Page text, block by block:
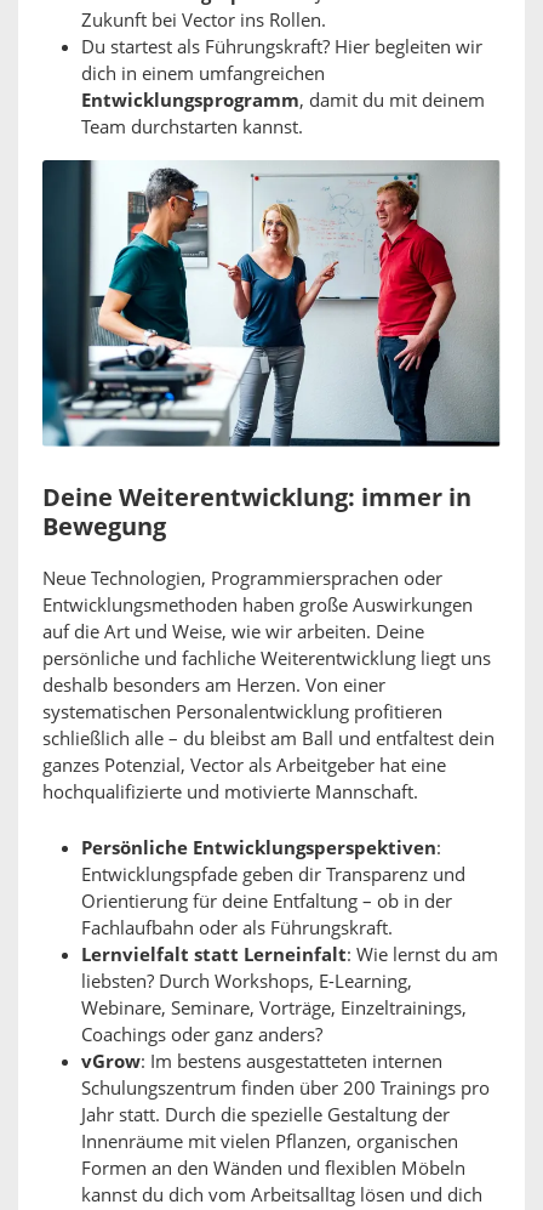
Zukunft bei Vector ins Rollen.
Du startest als Führungskraft? Hier begleiten wir
dich in einem umfangreichen
Entwicklungsprogramm, damit du mit deinem
Team durchstarten kannst.
Deine Weiterentwicklung: immer in
Bewegung
Neue Technologien, Programmiersprachen oder
Entwicklungsmethoden haben große Auswirkungen
auf die Art und Weise, wie wir arbeiten. Deine
persönliche und fachliche Weiterentwicklung liegt uns
deshalb besonders am Herzen. Von einer
systematischen Personalentwicklung profitieren
schließlich alle – du bleibst am Ball und entfaltest dein
ganzes Potenzial, Vector als Arbeitgeber hat eine
hochqualifizierte und motivierte Mannschaft.
Persönliche Entwicklungsperspektiven:
Entwicklungspfade geben dir Transparenz und
Orientierung für deine Entfaltung – ob in der
Fachlaufbahn oder als Führungskraft.
Lernvielfalt statt Lerneinfalt: Wie lernst du am
liebsten? Durch Workshops, E-Learning,
Webinare, Seminare, Vorträge, Einzeltrainings,
Coachings oder ganz anders?
vGrow: Im bestens ausgestatteten internen
Schulungszentrum finden über 200 Trainings pro
Jahr statt. Durch die spezielle Gestaltung der
Innenräume mit vielen Pflanzen, organischen
Formen an den Wänden und flexiblen Möbeln
kannst du dich vom Arbeitsalltag lösen und dich